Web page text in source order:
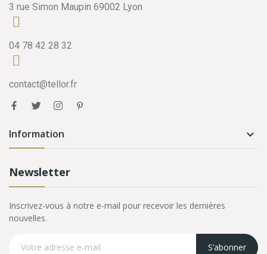
3 rue Simon Maupin 69002 Lyon
04 78 42 28 32
contact@tellor.fr
Information 
Newsletter
Inscrivez-vous à notre e-mail pour recevoir les dernières
nouvelles.
S’abonner